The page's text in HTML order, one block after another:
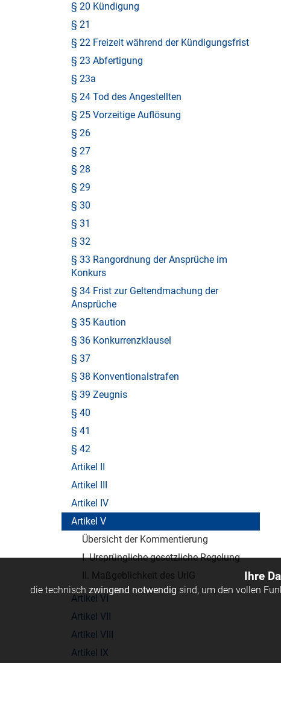
§ 20 Kündigung
§ 21
§ 22 Freizeit während der Kündigungsfrist
§ 23 Abfertigung
§ 23a
§ 24 Tod des Angestellten
§ 25 Vorzeitige Auflösung
§ 26
§ 27
§ 28
§ 29
§ 30
§ 31
§ 32
§ 33 Rangordnung der Ansprüche im
Konkurs
§ 34 Frist zur Geltendmachung der
Ansprüche
§ 35 Kaution
§ 36 Konkurrenzklausel
§ 37
§ 38 Konventionalstrafen
§ 39 Zeugnis
§ 40
§ 41
§ 42
Artikel II
Artikel III
Artikel IV
Artikel V
Übersicht der Kommentierung
I. Ursprüngliche gesetzliche Regelung
II. Maßgeblichkeit des UrlG
Artikel VI
Artikel VII
Artikel VIII
Artikel IX
Ihre
die technisch zwingend notwendig sind, um den vollen